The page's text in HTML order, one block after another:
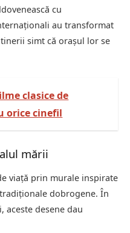
cu
au transformat
simt că orașul lor se
clasice de
orice cinefil
mării
viață prin murale inspirate
dobrogene. În
desene dau